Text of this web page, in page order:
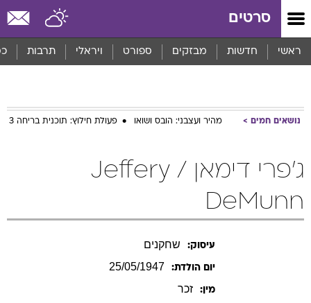
סרטים
ראשי חדשות מבזקים ספורט ויראלי תרבות
נושאים חמים מהיר ועצבני: הובס ושואו פעולת חילוץ: תוכנית בריחה 3
ג'פרי דימאן / Jeffery
DeMunn
עיסוק: שחקנים
יום הולדת: 25/05/1947
מין: זכר